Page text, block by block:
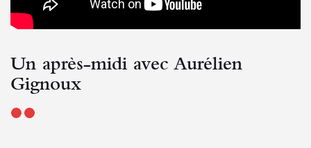
Un après-midi avec Aurélien
Gignoux